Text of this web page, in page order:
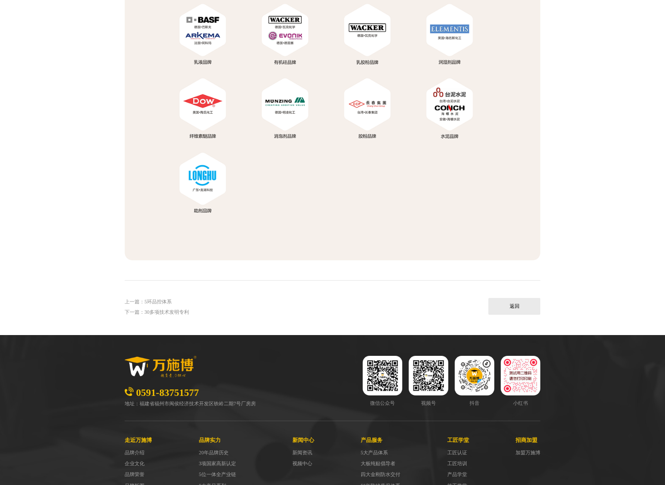
上一篇：5环品控体系
下一篇：30多项技术发明专利
返回
0591-83751577
地址：福建省福州市闽侯经济技术开发区铁岭二期7号厂房房 微信公众号 视频号 抖音 小红书
走近万施博
品牌介绍
企业文化
品牌荣誉
品牌实力
20年品牌历史
3项国家高新认定
5位一体全产业链
新闻中心
新闻资讯
视频中心
产品服务
5大产品体系
大板纯贴倡导者
四大金刚防水交付
工匠学堂
工匠认证
工匠培训
产品学堂
招商加盟
加盟万施博